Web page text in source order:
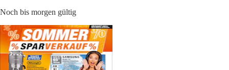
Noch bis morgen gültig